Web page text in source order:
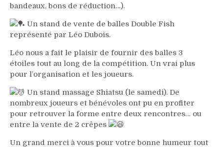
bandeaux, bons de réduction…).
Un stand de vente de balles Double Fish
représenté par Léo Dubois.
Léo nous a fait le plaisir de fournir des balles 3
étoiles tout au long de la compétition. Un vrai plus
pour l’organisation et les joueurs.
Un stand massage Shiatsu (le samedi). De
nombreux joueurs et bénévoles ont pu en profiter
pour retrouver la forme entre deux rencontres… ou
entre la vente de 2 crêpes
Un grand merci à vous pour votre bonne humeur tout